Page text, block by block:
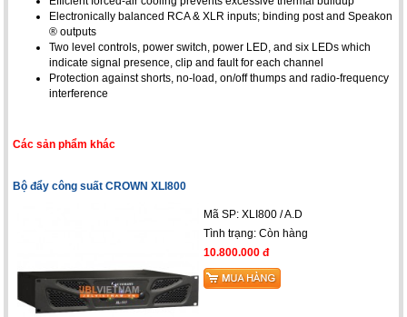
Electronically balanced RCA & XLR inputs; binding post and Speakon
® outputs
Two level controls, power switch, power LED, and six LEDs which
indicate signal presence, clip and fault for each channel
Protection against shorts, no-load, on/off thumps and radio-frequency
interference
Các sản phẩm khác
Bộ đẩy công suất CROWN XLI800
Mã SP: XLI800 / A.D
Tình trạng: Còn hàng
10.800.000 đ